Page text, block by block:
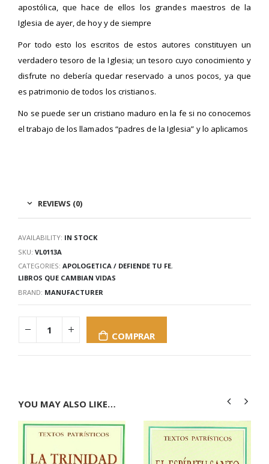
apostólica, que hace de ellos los grandes maestros de la
Iglesia de ayer, de hoy y de siempre
Por todo esto los escritos de estos autores constituyen un
verdadero tesoro de la Iglesia; un tesoro cuyo conocimiento y
disfrute no debería quedar reservado a unos pocos, ya que
es patrimonio de todos los cristianos.
No se puede ser un cristiano maduro en la fe si no conocemos
el trabajo de los llamados “padres de la Iglesia” y lo aplicamos
REVIEWS (0)
AVAILABILITY: IN STOCK
SKU: VL0113A
CATEGORIES: APOLOGETICA / DEFIENDE TU FE,
LIBROS QUE CAMBIAN VIDAS
BRAND: MANUFACTURER
COMPRAR
YOU MAY ALSO LIKE…